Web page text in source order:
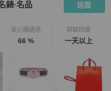
錶·名品 追蹤
安心購通過
66 %
聊聊回覆
一天以上